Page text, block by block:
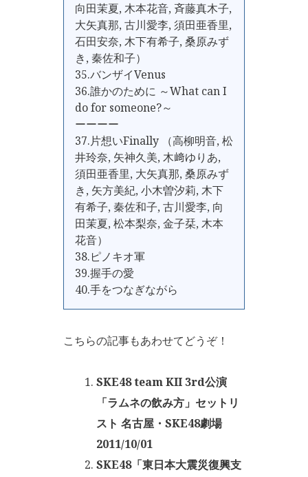
向田茉夏, 木本花音, 斉藤真木子,
大矢真那, 古川愛李, 須田亜香里,
石田安奈, 木下有希子, 桑原みず
き, 秦佐和子）
35.バンザイVenus
36.誰かのために ～What can I
do for someone?～
ーーーー
37.片想いFinally （高柳明音, 松
井玲奈, 矢神久美, 木﨑ゆりあ,
須田亜香里, 大矢真那, 桑原みず
き, 矢方美紀, 小木曽汐莉, 木下
有希子, 秦佐和子, 古川愛李, 向
田茉夏, 松本梨奈, 金子栞, 木本
花音）
38.ピノキオ軍
39.握手の愛
40.手をつなぎながら
こちらの記事もあわせてどうぞ！
SKE48 team KII 3rd公演
「ラムネの飲み方」セットリ
スト 名古屋・SKE48劇場
2011/10/01
SKE48「東日本大震災復興支